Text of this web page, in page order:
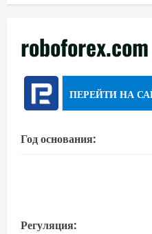
roboforex.com
ПЕРЕЙТИ НА
Год основания:
Регуляция: